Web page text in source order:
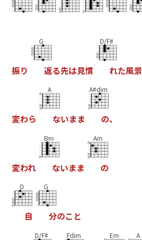
振り
G
返る先は見慣
D/F#
れた風景
変わら
A
ないまま
A#dim
の、
変われ
Bm
ないまま
Am
の
D
自
G
分のこ と
D/F# Fdim Em A